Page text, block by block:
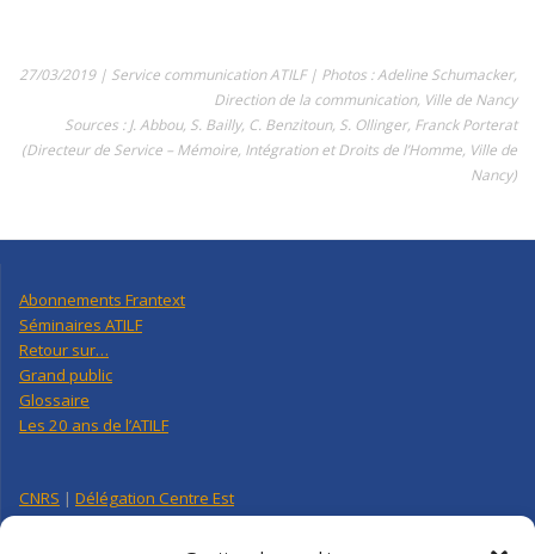
27/03/2019 | Service communication ATILF | Photos : Adeline Schumacker,
Direction de la communication, Ville de Nancy
Sources : J. Abbou, S. Bailly, C. Benzitoun, S. Ollinger, Franck Porterat
(Directeur de Service – Mémoire, Intégration et Droits de l’Homme, Ville de
Nancy)
Abonnements Frantext
Séminaires ATILF
Retour sur…
Grand public
Glossaire
Les 20 ans de l’ATILF
CNRS | Délégation Centre Est
Université de Lorraine
CNRS Hebdo Centre-Est